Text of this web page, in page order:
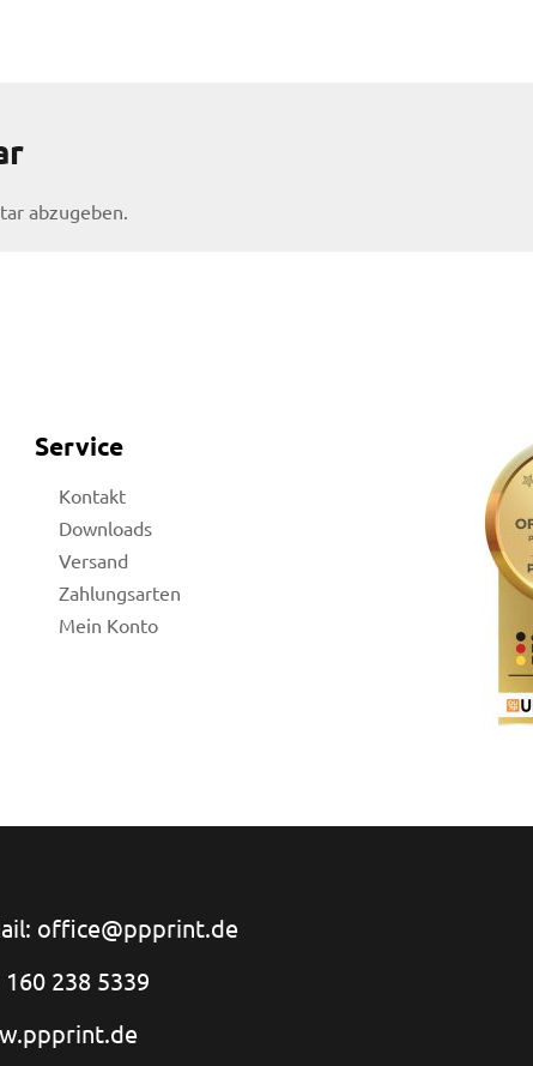
abzugeben.
Service
Kontakt
Downloads
Versand
Zahlungsarten
Mein Konto
office@ppprint.de
160 238 5339